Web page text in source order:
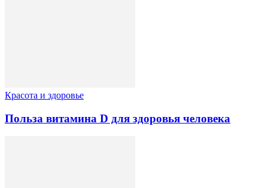
Красота и здоровье
Польза витамина D для здоровья человека